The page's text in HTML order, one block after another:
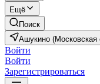
Ещё
Поиск
Ашукино (Московская
Войти
Войти
Зарегистрироваться